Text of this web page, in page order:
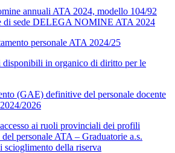
annuali ATA 2024, modello 104/92
di sede DELEGA NOMINE ATA 2024
personale ATA 2024/25
disponibili in organico di diritto per le
(GAE) definitive del personale docente
2026
ai ruoli provinciali dei profili
personale ATA – Graduatorie a.s.
scioglimento della riserva